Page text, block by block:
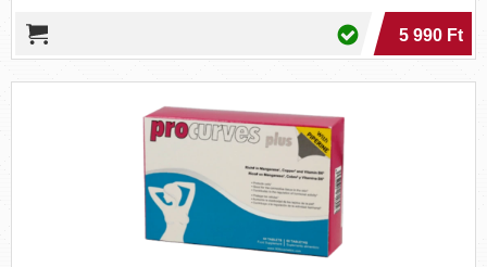
5 990 Ft